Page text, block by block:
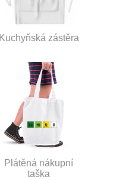
Kuchyňská zástěra
Plátěná nákupní
taška